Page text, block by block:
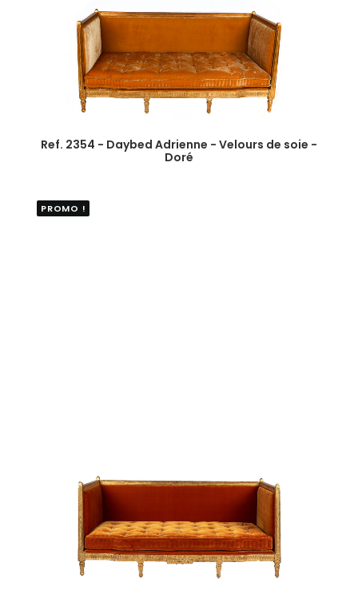
Ref. 2354 - Daybed Adrienne - Velours de soie -
Doré
PROMO !